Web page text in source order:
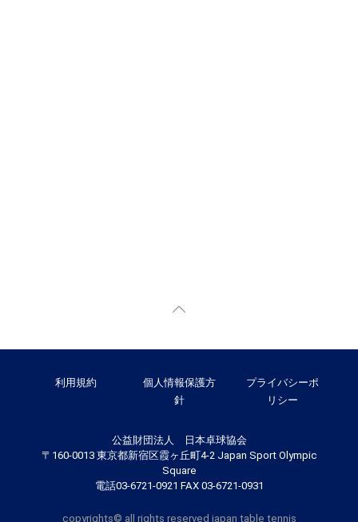
利用規約
個人情報保護方
針
プライバシーポ
リシー
公益財団法人 日本卓球協会
〒160-0013 東京都新宿区霞ヶ丘町4-2 Japan Sport Olympic
Square
電話03-6721-0921 FAX 03-6721-0931
copyrights© all rights reserved japan table tennis